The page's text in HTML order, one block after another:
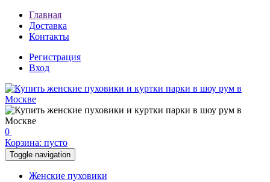
Главная
Доставка
Контакты
Регистрация
Вход
0
Корзина: пусто
Toggle navigation
Женские пуховики